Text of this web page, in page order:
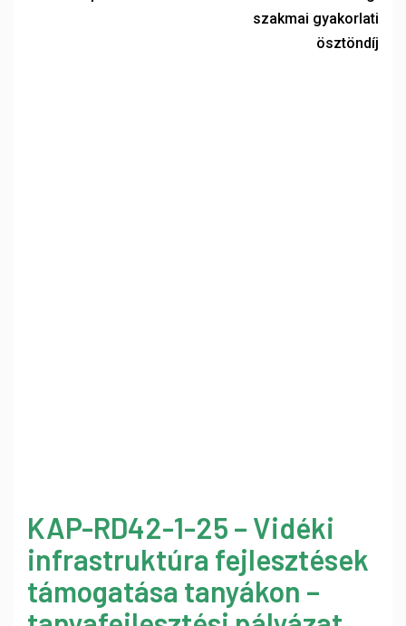
szakmai gyakorlati
ösztöndíj
KAP-RD42-1-25 – Vidéki
infrastruktúra fejlesztések
támogatása tanyákon –